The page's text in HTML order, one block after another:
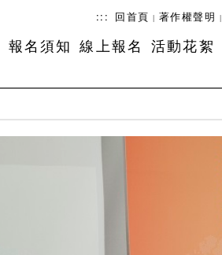
::: 回首頁 | 著作權聲明 |
報名須知 線上報名 活動花絮